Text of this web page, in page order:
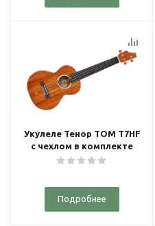
Укулеле Тенор TOM T7HF
с чехлом в комплекте
Подробнее